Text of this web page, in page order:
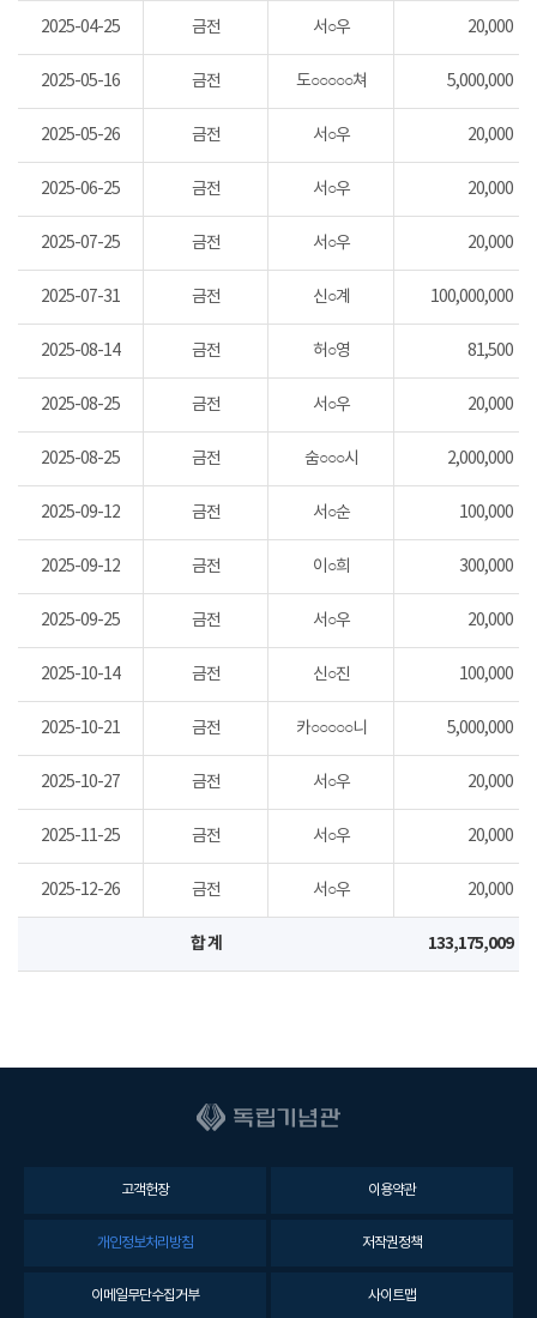
2025-04-25 금전 서○우 20,000
2025-05-16 금전 도○○○○○쳐 5,000,000
2025-05-26 금전 서○우 20,000
2025-06-25 금전 서○우 20,000
2025-07-25 금전 서○우 20,000
2025-07-31 금전 신○계 100,000,000
2025-08-14 금전 허○영 81,500
2025-08-25 금전 서○우 20,000
2025-08-25 금전 숨○○○시 2,000,000
2025-09-12 금전 서○순 100,000
2025-09-12 금전 이○희 300,000
2025-09-25 금전 서○우 20,000
2025-10-14 금전 신○진 100,000
2025-10-21 금전 카○○○○○니 5,000,000
2025-10-27 금전 서○우 20,000
2025-11-25 금전 서○우 20,000
2025-12-26 금전 서○우 20,000
합 계 133,175,009
고객헌장 이용약관
개인정보처리방침 저작권정책
이메일무단수집거부 사이트맵